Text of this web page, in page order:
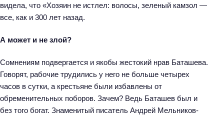
видела, что «Хозяин не истлел: волосы, зеленый камзол —
все, как и 300 лет назад.
А может и не злой?
Сомнениям подвергается и якобы жестокий нрав Баташева.
Говорят, рабочие трудились у него не больше четырех
часов в сутки, а крестьяне были избавлены от
обременительных поборов. Зачем? Ведь Баташев был и
без того богат. Знаменитый писатель Андрей Мельников-